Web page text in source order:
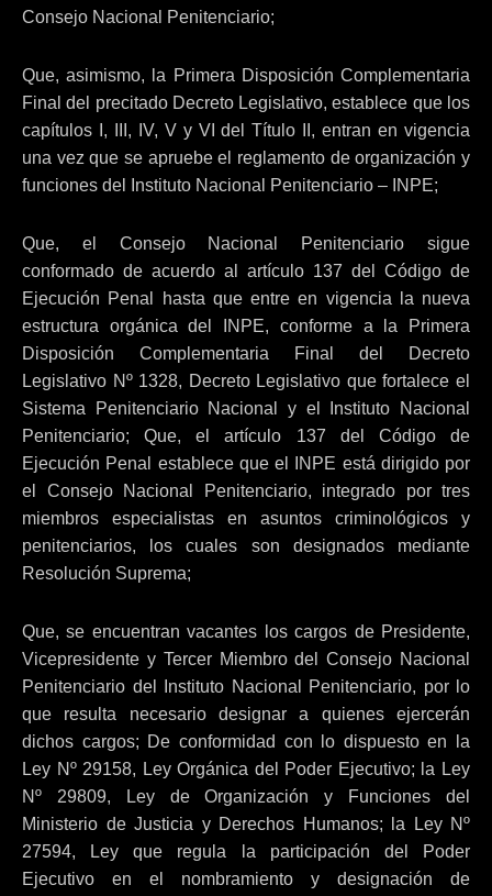
Consejo Nacional Penitenciario;
Que, asimismo, la Primera Disposición Complementaria
Final del precitado Decreto Legislativo, establece que los
capítulos I, III, IV, V y VI del Título II, entran en vigencia
una vez que se apruebe el reglamento de organización y
funciones del Instituto Nacional Penitenciario – INPE;
Que, el Consejo Nacional Penitenciario sigue
conformado de acuerdo al artículo 137 del Código de
Ejecución Penal hasta que entre en vigencia la nueva
estructura orgánica del INPE, conforme a la Primera
Disposición Complementaria Final del Decreto
Legislativo Nº 1328, Decreto Legislativo que fortalece el
Sistema Penitenciario Nacional y el Instituto Nacional
Penitenciario; Que, el artículo 137 del Código de
Ejecución Penal establece que el INPE está dirigido por
el Consejo Nacional Penitenciario, integrado por tres
miembros especialistas en asuntos criminológicos y
penitenciarios, los cuales son designados mediante
Resolución Suprema;
Que, se encuentran vacantes los cargos de Presidente,
Vicepresidente y Tercer Miembro del Consejo Nacional
Penitenciario del Instituto Nacional Penitenciario, por lo
que resulta necesario designar a quienes ejercerán
dichos cargos; De conformidad con lo dispuesto en la
Ley Nº 29158, Ley Orgánica del Poder Ejecutivo; la Ley
Nº 29809, Ley de Organización y Funciones del
Ministerio de Justicia y Derechos Humanos; la Ley Nº
27594, Ley que regula la participación del Poder
Ejecutivo en el nombramiento y designación de